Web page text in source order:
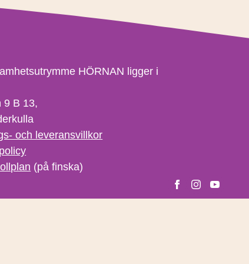
HÖRNAN ligger i
9 B 13,
och leveransvillkor
(på finska)